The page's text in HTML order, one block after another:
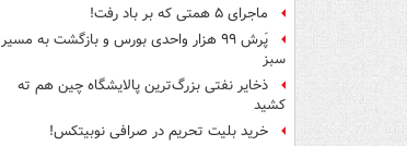
ماجرای ۵ همتی که بر باد رفت!
پَرش ۹۹ هزار واحدی بورس و بازگشت به مسیر
سبز
ذخایر نفتی بزرگ‌ترین پالایشگاه چین هم ته
کشید
خرید بلیت تحریم در صرافی نوبیتکس!